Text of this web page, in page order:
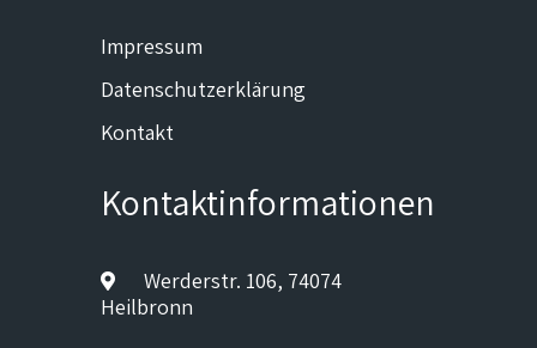
Impressum
Datenschutzerklärung
Kontakt
Kontaktinformationen
Werderstr. 106, 74074
Heilbronn